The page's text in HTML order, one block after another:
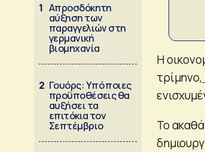
1 Απροσδόκητη
αύξηση των
παραγγελιών στη
γερμανική
βιομηχανία
2 Γουόρς: Υπό ποιες
προϋποθέσεις θα
αυξήσει τα
επιτόκια τον
Σεπτέμβριο
Η
τρίμηνο,
Το